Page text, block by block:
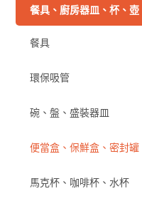
餐具、廚房器皿、杯、壺
餐具
環保吸管
碗、盤、盛裝器皿
便當盒、保鮮盒、密封罐
馬克杯、咖啡杯、水杯